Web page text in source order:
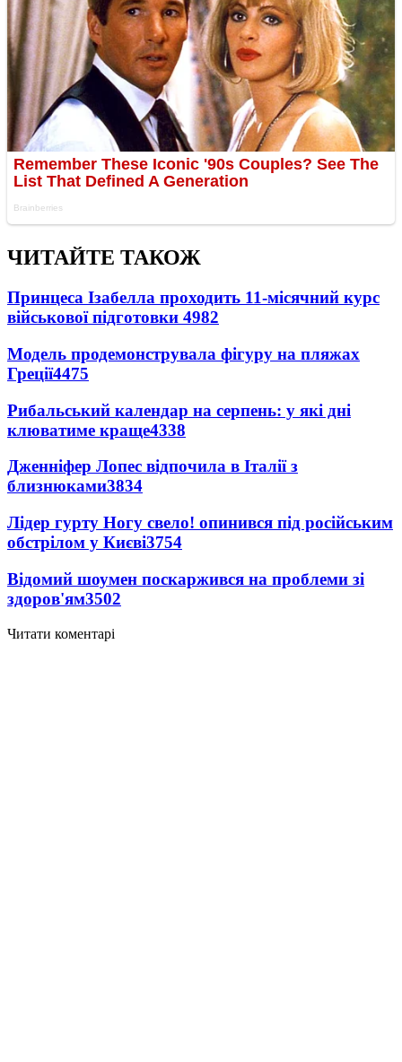
ЧИТАЙТЕ ТАКОЖ
Принцеса Ізабелла проходить 11-місячний курс
військової підготовки 4982
Модель продемонструвала фігуру на пляжах
Греції4475
Рибальський календар на серпень: у які дні
клюватиме краще4338
Дженніфер Лопес відпочила в Італії з
близнюками3834
Лідер гурту Ногу свело! опинився під російським
обстрілом у Києві3754
Відомий шоумен поскаржився на проблеми зі
здоров'ям3502
Читати коментарі